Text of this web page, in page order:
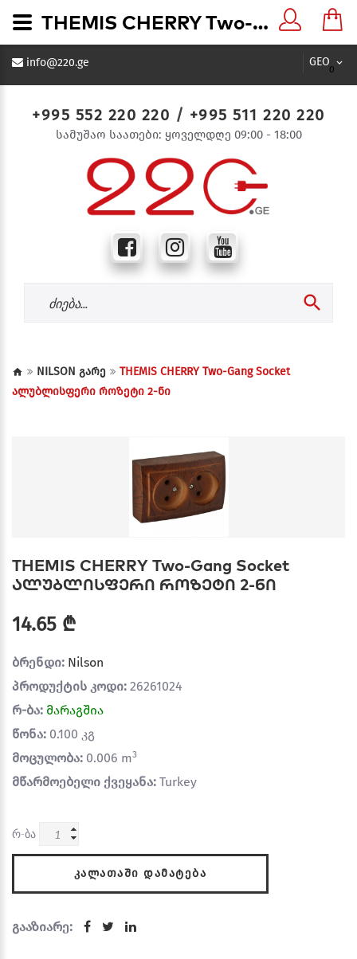
GEO
0
info@220.ge
+995 552 220 220 / +995 511 220 220
სამუშაო საათები: ყოველდღე 09:00 - 18:00
NILSON გარე
THEMIS CHERRY Two-Gang Socket
ალუბლისფერი როზეტი 2-ნი
THEMIS CHERRY Two-Gang Socket
ალუბლისფერი როზეტი 2-ნი
14.65 ₾
ბრენდი: Nilson
პროდუქტის კოდი: 26261024
რ-ბა: მარაგშია
წონა: 0.100 კგ
მოცულობა: 0.006 m3
მწარმოებელი ქვეყანა: Turkey
რ-ბა
ᲙᲐᲚᲐᲗᲐᲨᲘ ᲓᲐᲛᲐᲢᲔᲑᲐ
გააზიარე:
THEMIS CHERRY Two-Gang Socket ალუბლისფერი როზეტი 2-ნი - 220.ge